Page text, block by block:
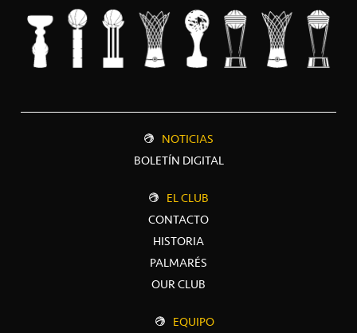
NOTICIAS
BOLETÍN DIGITAL
EL CLUB
CONTACTO
HISTORIA
PALMARÉS
OUR CLUB
EQUIPO